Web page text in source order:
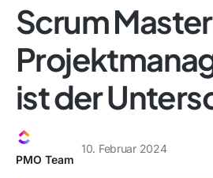
Scrum
ist der
PMO Team
10. Februar 2024